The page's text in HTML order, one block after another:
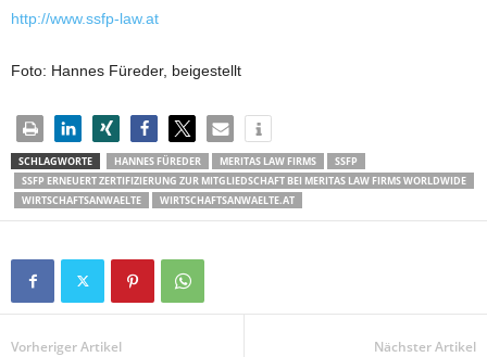
http://www.ssfp-law.at
Foto: Hannes Füreder, beigestellt
SCHLAGWORTE HANNES FÜREDER MERITAS LAW FIRMS
SSFP
SSFP ERNEUERT ZERTIFIZIERUNG ZUR MITGLIEDSCHAFT BEI MERITAS LAW FIRMS WORLDWIDE
WIRTSCHAFTSANWAELTE
WIRTSCHAFTSANWAELTE.AT
Vorheriger Artikel Nächster Artikel